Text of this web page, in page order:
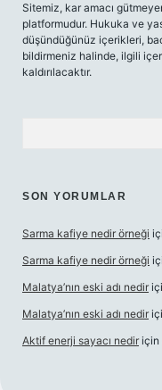
Sitemiz, kar amacı
platformudur. Hukuka ve
düşündüğünüz içerikleri,
bildirmeniz halinde, ilgili
kaldırılacaktır.
SON YORUMLAR
Sarma kafiye nedir örneği
Sarma kafiye nedir örneği
Malatya’nın eski adı nedir
Malatya’nın eski adı nedir
Aktif enerji sayacı nedir için